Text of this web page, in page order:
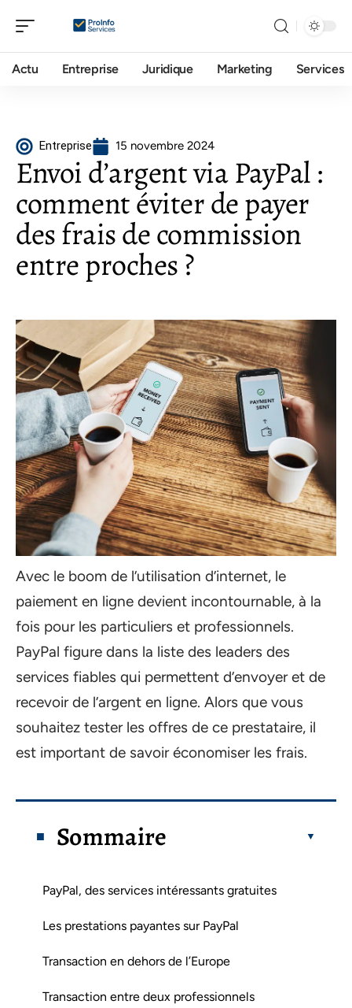
Actu Entreprise Juridique Marketing Services
Entreprise 15 novembre 2024
Envoi d’argent via PayPal :
comment éviter de payer
des frais de commission
entre proches ?
Avec le boom de l’utilisation d’internet, le
paiement en ligne devient incontournable, à la
fois pour les particuliers et professionnels.
PayPal figure dans la liste des leaders des
services fiables qui permettent d’envoyer et de
recevoir de l’argent en ligne. Alors que vous
souhaitez tester les offres de ce prestataire, il
est important de savoir économiser les frais.
Sommaire
PayPal, des services intéressants gratuites
Les prestations payantes sur PayPal
Transaction en dehors de l’Europe
Transaction entre deux professionnels